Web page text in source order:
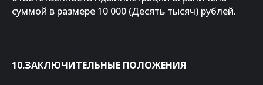
суммой в размере 10 000 (Десять тысяч) рублей.
10.ЗАКЛЮЧИТЕЛЬНЫЕ ПОЛОЖЕНИЯ